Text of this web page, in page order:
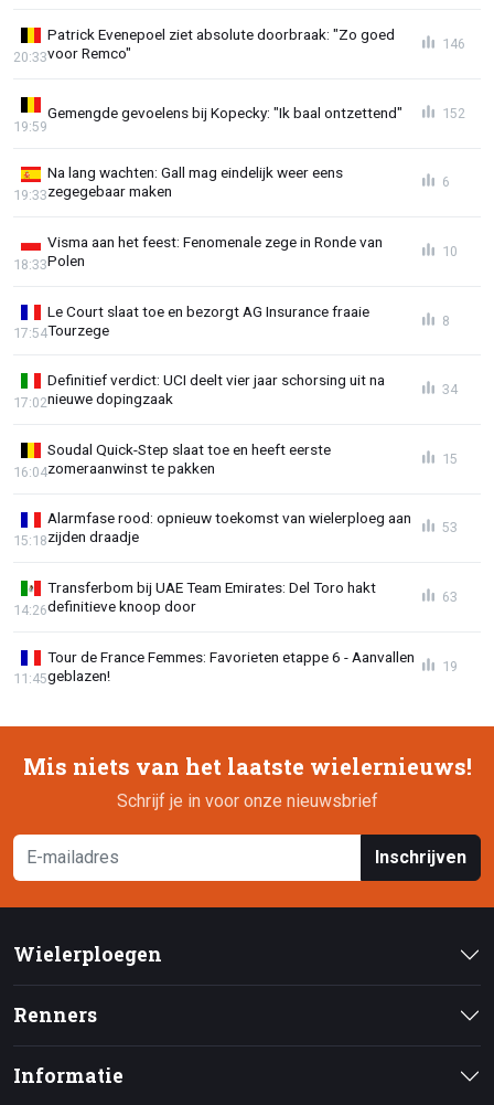
Patrick Evenepoel ziet absolute doorbraak: "Zo goed
voor Remco"
20:33
146
Gemengde gevoelens bij Kopecky: "Ik baal ontzettend"
19:59
152
Na lang wachten: Gall mag eindelijk weer eens
zegegebaar maken
19:33
6
Visma aan het feest: Fenomenale zege in Ronde van
Polen
18:33
10
Le Court slaat toe en bezorgt AG Insurance fraaie
Tourzege
17:54
8
Definitief verdict: UCI deelt vier jaar schorsing uit na
nieuwe dopingzaak
17:02
34
Soudal Quick-Step slaat toe en heeft eerste
zomeraanwinst te pakken
16:04
15
Alarmfase rood: opnieuw toekomst van wielerploeg aan
zijden draadje
15:18
53
Transferbom bij UAE Team Emirates: Del Toro hakt
definitieve knoop door
14:26
63
Tour de France Femmes: Favorieten etappe 6 - Aanvallen
geblazen!
11:45
19
Mis niets van het laatste wielernieuws!
Schrijf je in voor onze nieuwsbrief
Inschrijven
Wielerploegen
Renners
Informatie